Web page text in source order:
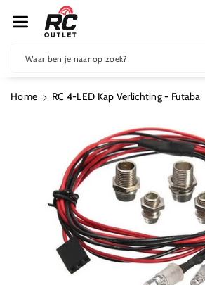
R De Conten
T
Waar ben je naar op zoek?
Home RC 4-LED Kap Verlichting - Futaba